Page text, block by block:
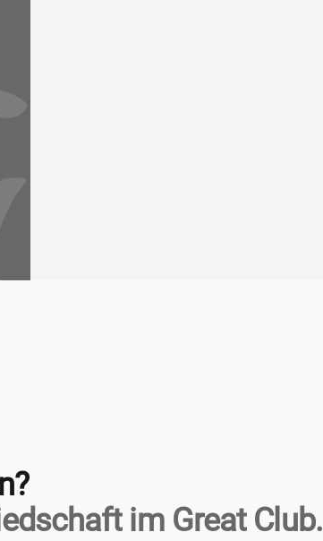
im Great Club.